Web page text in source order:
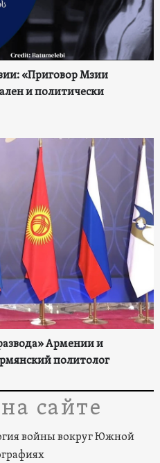
«Приговор Мзии
и политически
Армении и
политолог
сайте
войны вокруг Южной